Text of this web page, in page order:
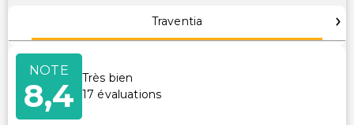
Services de spa sur place
Espace de soins du spa
Piscine pour enfants
Serviettes de plage
Installations
Traventia
NOTE
8,4
Très bien
17 évaluations